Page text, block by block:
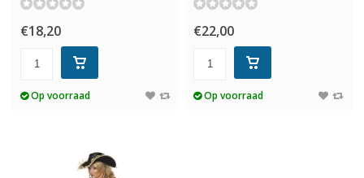
€18,20
Op voorraad
€22,00
Op voorraad